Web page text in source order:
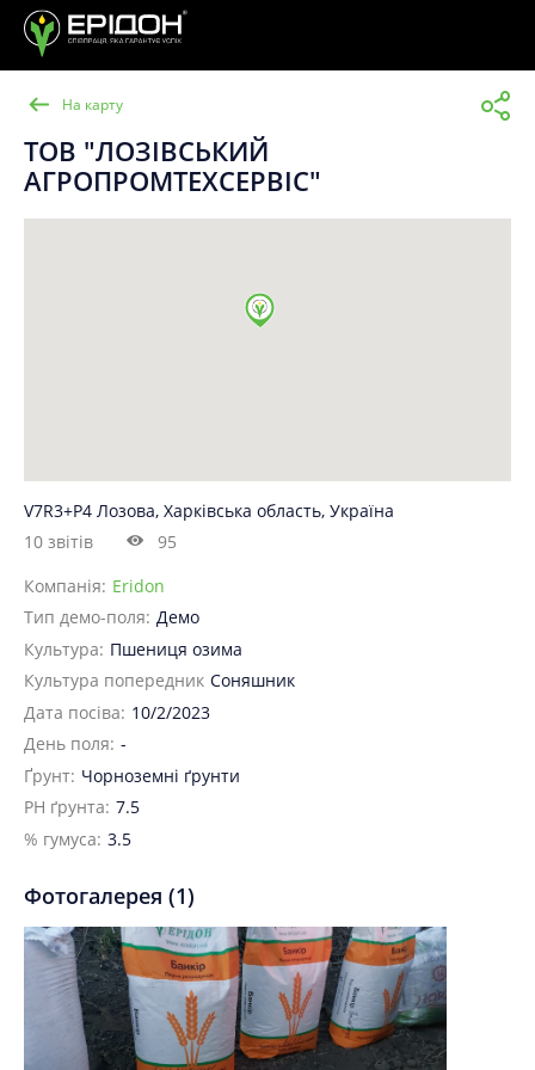
На карту
ТОВ "ЛОЗІВСЬКИЙ
АГРОПРОМТЕХСЕРВІС"
V7R3+P4 Лозова, Харківська область, Україна
10 звітів
95
Компанія: Eridon
Тип демо-поля: Демо
Культура: Пшениця озима
Культура попередник Соняшник
Дата посіва: 10/2/2023
День поля: -
Ґрунт: Чорноземні ґрунти
PH ґрунта: 7.5
% гумуса: 3.5
Фотогалерея (1)